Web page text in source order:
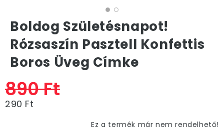
Boldog Születésnapot!
Rózsaszín Pasztell Konfettis
Boros Üveg Címke
890 Ft
290 Ft
Ez a termék már nem rendelhető!